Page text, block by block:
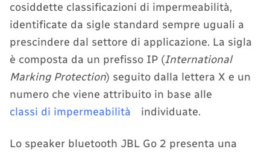
cosiddette classificazioni di impermeabilità,
identificate da sigle standard sempre uguali a
prescindere dal settore di applicazione. La sigla
è composta da un prefisso IP (International
Marking Protection) seguito dalla lettera X e un
numero che viene attribuito in base alle
classi di impermeabilità
individuate.
Lo speaker bluetooth JBL Go 2 presenta una